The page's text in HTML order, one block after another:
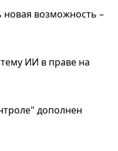
новая возможность –
ИИ в праве на
дополнен